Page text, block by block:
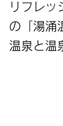
リフレッ
の「湯涌
温泉と温